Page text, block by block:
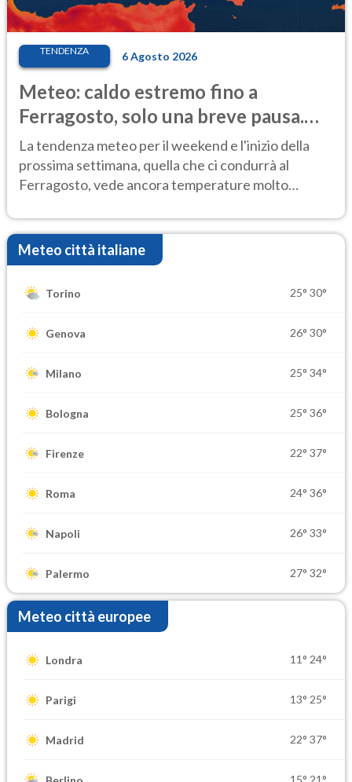
TENDENZA 6 Agosto 2026
Meteo: caldo estremo fino a
Ferragosto, solo una breve pausa.
Ecco dove
La tendenza meteo per il weekend e l'inizio della
prossima settimana, quella che ci condurrà al
Ferragosto, vede ancora temperature molto
Meteo città italiane
Torino 25° 30°
Genova 26° 30°
Milano 25° 34°
Bologna 25° 36°
Firenze 22° 37°
Roma 24° 36°
Napoli 26° 33°
Palermo 27° 32°
Meteo città europee
Londra 11° 24°
Parigi 13° 25°
Madrid 22° 37°
15° 21°